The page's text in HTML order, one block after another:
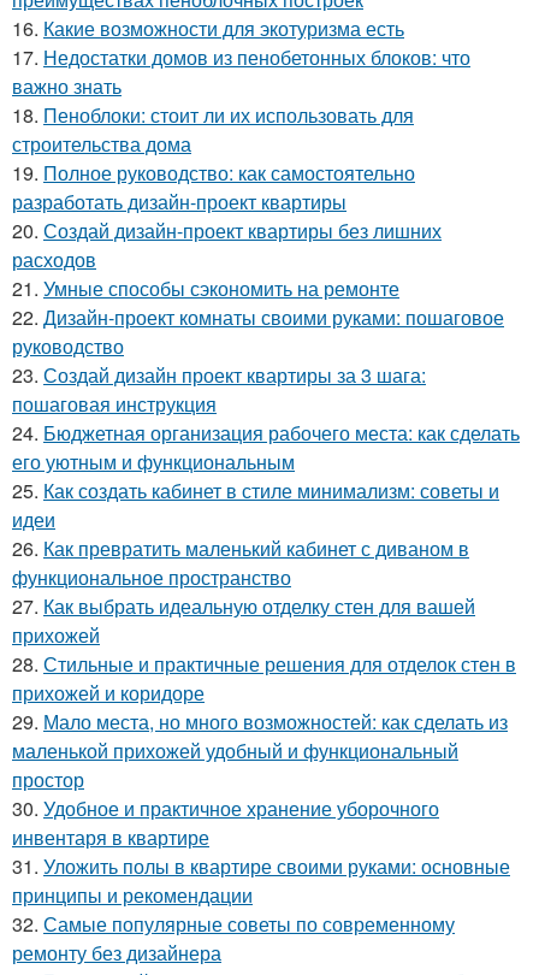
16. Какие возможности для экотуризма есть
17. Недостатки домов из пенобетонных блоков: что
важно знать
18. Пеноблоки: стоит ли их использовать для
строительства дома
19. Полное руководство: как самостоятельно
разработать дизайн-проект квартиры
20. Создай дизайн-проект квартиры без лишних
расходов
21. Умные способы сэкономить на ремонте
22. Дизайн-проект комнаты своими руками: пошаговое
руководство
23. Создай дизайн проект квартиры за 3 шага:
пошаговая инструкция
24. Бюджетная организация рабочего места: как сделать
его уютным и функциональным
25. Как создать кабинет в стиле минимализм: советы и
идеи
26. Как превратить маленький кабинет с диваном в
функциональное пространство
27. Как выбрать идеальную отделку стен для вашей
прихожей
28. Стильные и практичные решения для отделок стен в
прихожей и коридоре
29. Мало места, но много возможностей: как сделать из
маленькой прихожей удобный и функциональный
простор
30. Удобное и практичное хранение уборочного
инвентаря в квартире
31. Уложить полы в квартире своими руками: основные
принципы и рекомендации
32. Самые популярные советы по современному
ремонту без дизайнера